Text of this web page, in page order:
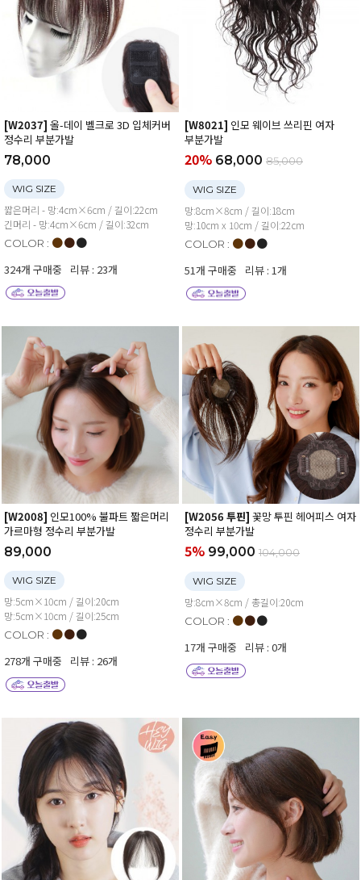
[W2037] 올-데이 벨크로 3D 입체커버
정수리 부분가발
78,000
WIG SIZE
짧은머리 - 망:4cm×6cm / 길이:22cm
긴머리 - 망:4cm×6cm / 길이:32cm
COLOR : ● ● ●
324개 구매중 리뷰 : 23개
[W8021] 인모 웨이브 쓰리핀 여자
부분가발
20% 68,000 85,000
WIG SIZE
망:8cm×8cm / 길이:18cm
망:10cm x 10cm / 길이:22cm
COLOR : ● ● ●
51개 구매중 리뷰 : 1개
[W2008] 인모100% 불파트 짧은머리
가르마형 정수리 부분가발
89,000
WIG SIZE
망:5cm×10cm / 길이:20cm
망:5cm×10cm / 길이:25cm
COLOR : ● ● ●
278개 구매중 리뷰 : 26개
[W2056 투핀] 꽃망 투핀 헤어피스 여자
정수리 부분가발
5% 99,000 104,000
WIG SIZE
망:8cm×8cm / 총길이:20cm
COLOR : ● ● ●
17개 구매중 리뷰 : 0개